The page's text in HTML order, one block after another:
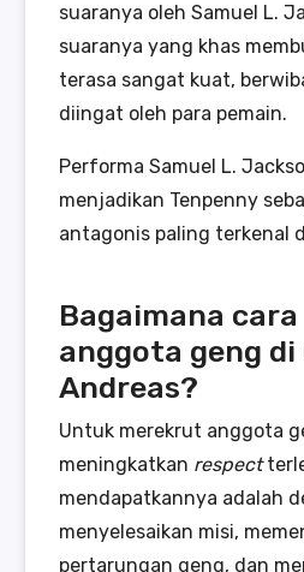
suaranya oleh Samuel L.
suaranya yang khas
terasa sangat kuat,
diingat oleh para pemain.
Performa Samuel L.
menjadikan Tenpenny
antagonis paling terkenal
Bagaimana
anggota geng di
Andreas?
Untuk merekrut anggota
meningkatkan respect
mendapatkannya adalah
menyelesaikan misi,
pertarungan geng, dan